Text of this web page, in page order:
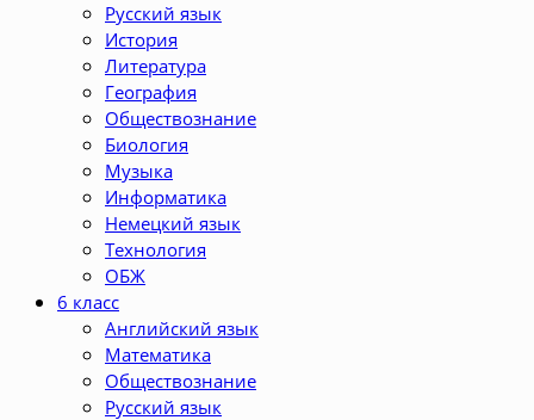
Русский язык
История
Литература
География
Обществознание
Биология
Музыка
Информатика
Немецкий язык
Технология
ОБЖ
6 класс
Английский язык
Математика
Обществознание
Русский язык